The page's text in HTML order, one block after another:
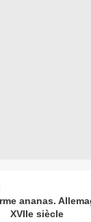
ananas.
XVIIe siècle